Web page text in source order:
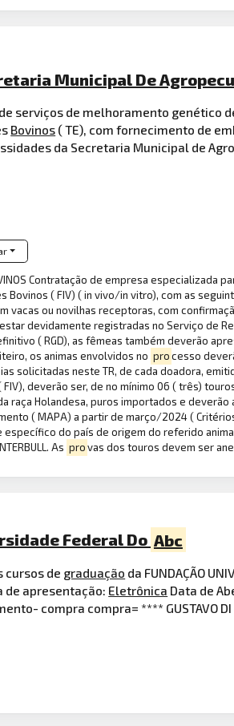
Municipal De
serviços de melhoramento genético
Bovinos ( TE), com fornecimento de
da Secretaria Municipal de
Contratação de empresa
( FIV) ( in vivo/in vitro), com as
vacas ou novilhas receptoras, com
devidamente registradas no Serviço de
( RGD), as fêmeas também deverão
os animas envolvidos no processo
solicitadas neste TR, de cada doadora,
deverão ser, de no mínimo 06 ( três)
raça Holandesa, puros importados e
( MAPA) a partir de março/2024 (
do país de origem do referido
As provas dos touros devem ser
Federal Do Abc
cursos de graduação da FUNDAÇÃO
apresentação: Eletrônica Data de
compra compra= **** GUSTAVO DI